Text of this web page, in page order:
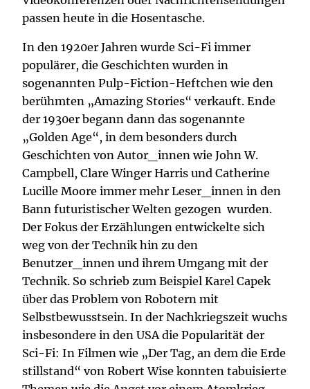
passen heute in die Hosentasche.
In den 1920er Jahren wurde Sci-Fi immer
populärer, die Geschichten wurden in
sogenannten Pulp-Fiction-Heftchen wie den
berühmten „Amazing Stories“ verkauft. Ende
der 1930er begann dann das sogenannte
„Golden Age“, in dem besonders durch
Geschichten von Autor_innen wie John W.
Campbell, Clare Winger Harris und Catherine
Lucille Moore immer mehr Leser_innen in den
Bann futuristischer Welten gezogen wurden.
Der Fokus der Erzählungen entwickelte sich
weg von der Technik hin zu den
Benutzer_innen und ihrem Umgang mit der
Technik. So schrieb zum Beispiel Karel Capek
über das Problem von Robotern mit
Selbstbewusstsein. In der Nachkriegszeit wuchs
insbesondere in den USA die Popularität der
Sci-Fi: In Filmen wie „Der Tag, an dem die Erde
stillstand“ von Robert Wise konnten tabuisierte